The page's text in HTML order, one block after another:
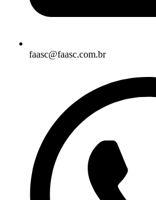
faasc@faasc.com.br